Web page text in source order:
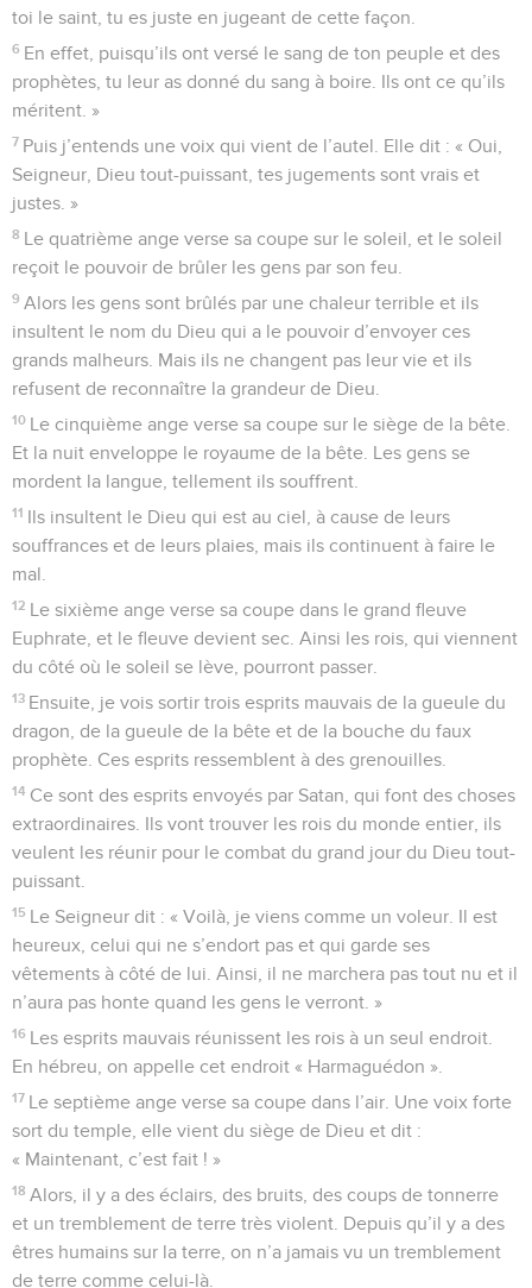
toi le saint, tu es juste en jugeant de cette façon.
6 En effet, puisqu’ils ont versé le sang de ton peuple et des
prophètes, tu leur as donné du sang à boire. Ils ont ce qu’ils
méritent. »
7 Puis j’entends une voix qui vient de l’autel. Elle dit : « Oui,
Seigneur, Dieu tout-puissant, tes jugements sont vrais et
justes. »
8 Le quatrième ange verse sa coupe sur le soleil, et le soleil
reçoit le pouvoir de brûler les gens par son feu.
9 Alors les gens sont brûlés par une chaleur terrible et ils
insultent le nom du Dieu qui a le pouvoir d’envoyer ces
grands malheurs. Mais ils ne changent pas leur vie et ils
refusent de reconnaître la grandeur de Dieu.
10 Le cinquième ange verse sa coupe sur le siège de la bête.
Et la nuit enveloppe le royaume de la bête. Les gens se
mordent la langue, tellement ils souffrent.
11 Ils insultent le Dieu qui est au ciel, à cause de leurs
souffrances et de leurs plaies, mais ils continuent à faire le
mal.
12 Le sixième ange verse sa coupe dans le grand fleuve
Euphrate, et le fleuve devient sec. Ainsi les rois, qui viennent
du côté où le soleil se lève, pourront passer.
13 Ensuite, je vois sortir trois esprits mauvais de la gueule du
dragon, de la gueule de la bête et de la bouche du faux
prophète. Ces esprits ressemblent à des grenouilles.
14 Ce sont des esprits envoyés par Satan, qui font des choses
extraordinaires. Ils vont trouver les rois du monde entier, ils
veulent les réunir pour le combat du grand jour du Dieu tout-
puissant.
15 Le Seigneur dit : « Voilà, je viens comme un voleur. Il est
heureux, celui qui ne s’endort pas et qui garde ses
vêtements à côté de lui. Ainsi, il ne marchera pas tout nu et il
n’aura pas honte quand les gens le verront. »
16 Les esprits mauvais réunissent les rois à un seul endroit.
En hébreu, on appelle cet endroit « Harmaguédon ».
17 Le septième ange verse sa coupe dans l’air. Une voix forte
sort du temple, elle vient du siège de Dieu et dit :
« Maintenant, c’est fait ! »
18 Alors, il y a des éclairs, des bruits, des coups de tonnerre
et un tremblement de terre très violent. Depuis qu’il y a des
êtres humains sur la terre, on n’a jamais vu un tremblement
de terre comme celui-là.